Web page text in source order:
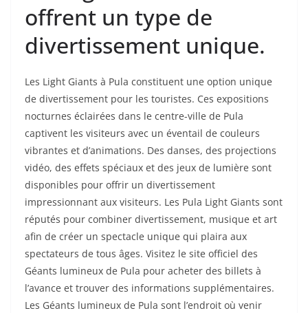
offrent un type de
divertissement unique.
Les Light Giants à Pula constituent une option unique
de divertissement pour les touristes. Ces expositions
nocturnes éclairées dans le centre-ville de Pula
captivent les visiteurs avec un éventail de couleurs
vibrantes et d’animations. Des danses, des projections
vidéo, des effets spéciaux et des jeux de lumière sont
disponibles pour offrir un divertissement
impressionnant aux visiteurs. Les Pula Light Giants sont
réputés pour combiner divertissement, musique et art
afin de créer un spectacle unique qui plaira aux
spectateurs de tous âges. Visitez le site officiel des
Géants lumineux de Pula pour acheter des billets à
l’avance et trouver des informations supplémentaires.
Les Géants lumineux de Pula sont l’endroit où venir